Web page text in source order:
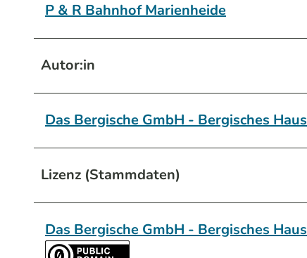
P & R Bahnhof Marienheide
Autor:in
Das Bergische GmbH - Bergisches Haus
Lizenz (Stammdaten)
Das Bergische GmbH - Bergisches Haus